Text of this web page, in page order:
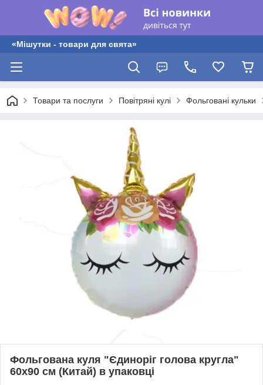
«Мішутки - товари для свята»
Товари та послуги Повітряні кулі Фольговані кульки
Фольгована куля "Єдиноріг голова кругла"
60х90 см (Китай) в упаковці